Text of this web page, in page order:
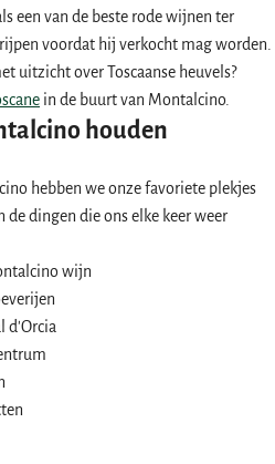
een van de beste rode wijnen ter
voordat hij verkocht mag worden.
uitzicht over Toscaanse heuvels?
in de buurt van Montalcino.
houden
hebben we onze favoriete plekjes
dingen die ons elke keer weer
wijn
d'Orcia